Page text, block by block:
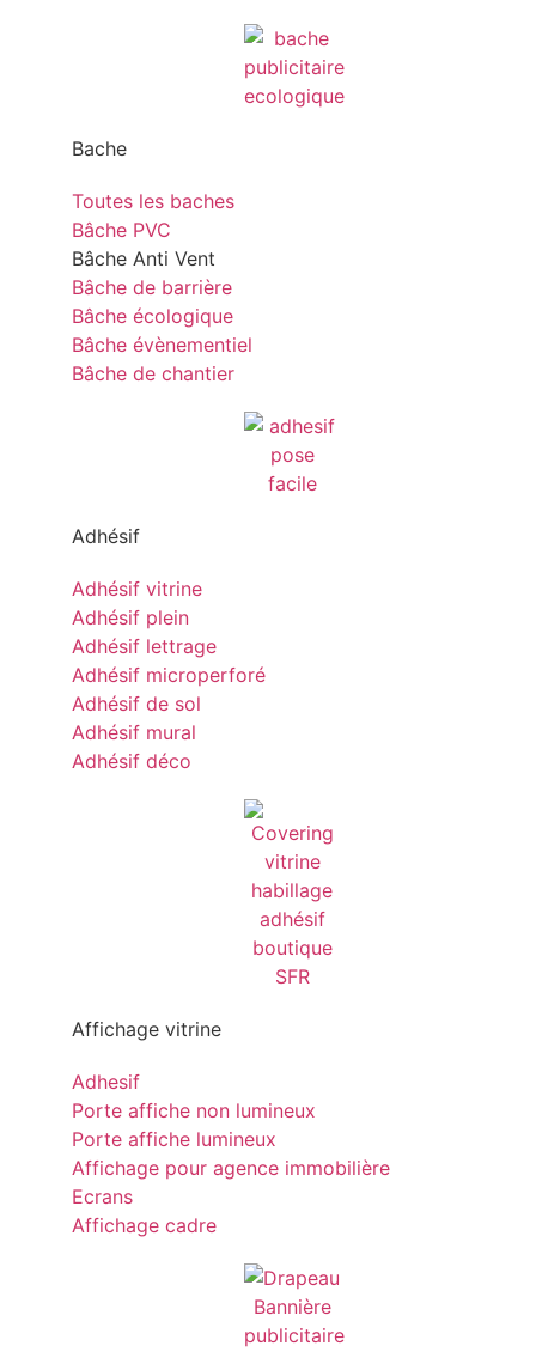
Bache
Toutes les baches
Bâche PVC
Bâche Anti Vent
Bâche de barrière
Bâche écologique
Bâche évènementiel
Bâche de chantier
Adhésif
Adhésif vitrine
Adhésif plein
Adhésif lettrage
Adhésif microperforé
Adhésif de sol
Adhésif mural
Adhésif déco
Affichage vitrine
Adhesif
Porte affiche non lumineux
Porte affiche lumineux
Affichage pour agence immobilière
Ecrans
Affichage cadre